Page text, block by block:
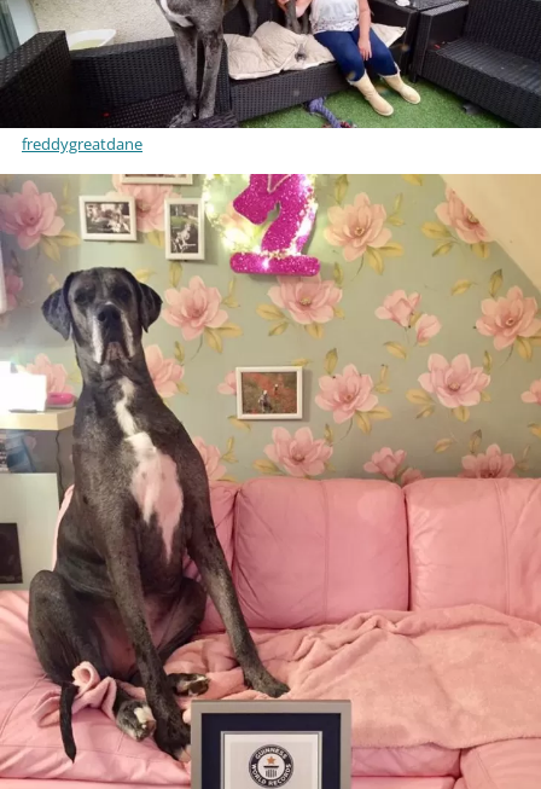
freddygreatdane